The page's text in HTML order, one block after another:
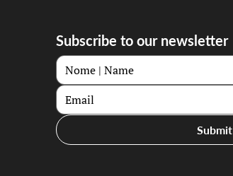
Subscribe to our newsletter
Submit